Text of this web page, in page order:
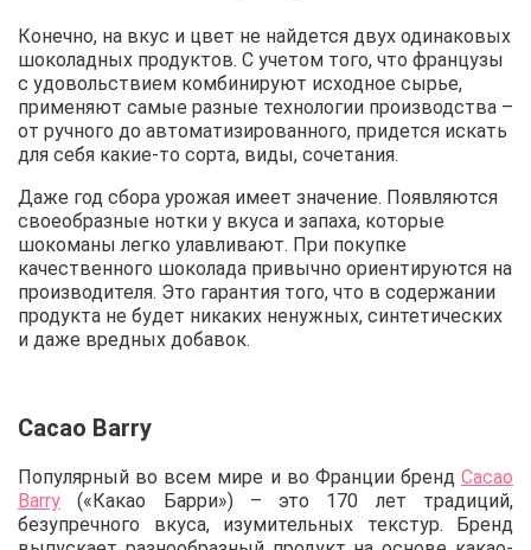
Конечно, на вкус и цвет не найдется двух одинаковых
шоколадных продуктов. С учетом того, что французы
с удовольствием комбинируют исходное сырье,
применяют самые разные технологии производства –
от ручного до автоматизированного, придется искать
для себя какие-то сорта, виды, сочетания.
Даже год сбора урожая имеет значение. Появляются
своеобразные нотки у вкуса и запаха, которые
шокоманы легко улавливают. При покупке
качественного шоколада привычно ориентируются на
производителя. Это гарантия того, что в содержании
продукта не будет никаких ненужных, синтетических
и даже вредных добавок.
Cacao Barry
Популярный во всем мире и во Франции бренд Cacao
Barry («Какао Барри») – это 170 лет традиций,
безупречного вкуса, изумительных текстур. Бренд